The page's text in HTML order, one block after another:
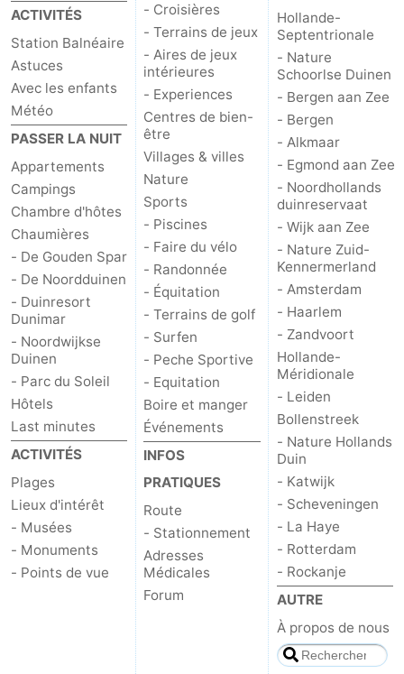
ACTIVITÉS
Station Balnéaire
Astuces
Avec les enfants
Météo
PASSER LA NUIT
Appartements
Campings
Chambre d'hôtes
Chaumières
- De Gouden Spar
- De Noordduinen
- Duinresort
Dunimar
- Noordwijkse
Duinen
- Parc du Soleil
Hôtels
Last minutes
ACTIVITÉS
Plages
Lieux d'intérêt
- Musées
- Monuments
- Points de vue
- Croisières
- Terrains de jeux
- Aires de jeux
intérieures
- Experiences
Centres de bien-
être
Villages & villes
Nature
Sports
- Piscines
- Faire du vélo
- Randonnée
- Équitation
- Terrains de golf
- Surfen
- Peche Sportive
- Equitation
Boire et manger
Événements
INFOS
PRATIQUES
Route
- Stationnement
Adresses
Médicales
Forum
Hollande-
Septentrionale
- Nature
Schoorlse Duinen
- Bergen aan Zee
- Bergen
- Alkmaar
- Egmond aan Zee
- Noordhollands
duinreservaat
- Wijk aan Zee
- Nature Zuid-
Kennermerland
- Amsterdam
- Haarlem
- Zandvoort
Hollande-
Méridionale
- Leiden
Bollenstreek
- Nature Hollands
Duin
- Katwijk
- Scheveningen
- La Haye
- Rotterdam
- Rockanje
AUTRE
À propos de nous